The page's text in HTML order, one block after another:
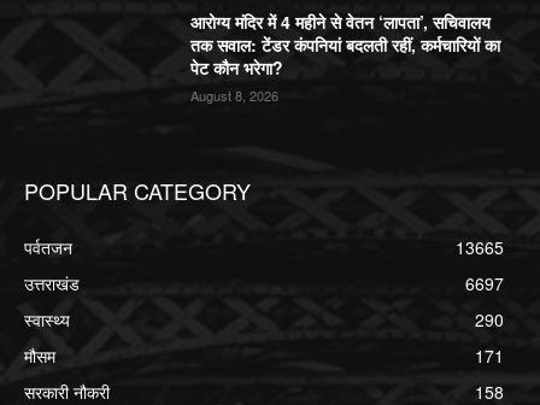
आरोग्य मंदिर में 4 महीने से वेतन ‘लापता’, सचिवालय
तक सवाल: टेंडर कंपनियां बदलती रहीं, कर्मचारियों का
पेट कौन भरेगा?
August 8, 2026
POPULAR CATEGORY
पर्वतजन
13665
उत्तराखंड
6697
स्वास्थ्य
290
मौसम
171
सरकारी नौकरी
158